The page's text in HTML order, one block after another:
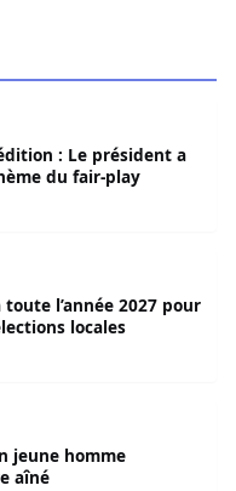
: Le président a
du fair-play
l’année 2027 pour
locales
jeune homme
aîné